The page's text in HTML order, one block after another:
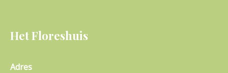
Het Floreshuis
Adres